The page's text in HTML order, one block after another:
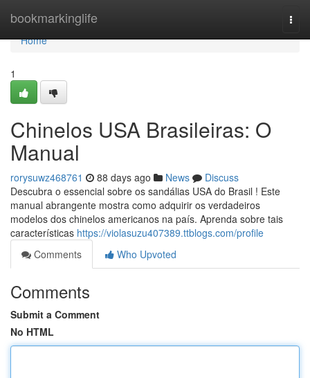
bookmarkinglife
Home
Home
1
Chinelos USA Brasileiras: O
Manual
rorysuwz468761 88 days ago News
Discuss
Descubra o essencial sobre os sandálias USA do Brasil ! Este
manual abrangente mostra como adquirir os verdadeiros
modelos dos chinelos americanos na país. Aprenda sobre tais
características https://violasuzu407389.ttblogs.com/profile
Comments
Who Upvoted
Comments
Submit a Comment
No HTML